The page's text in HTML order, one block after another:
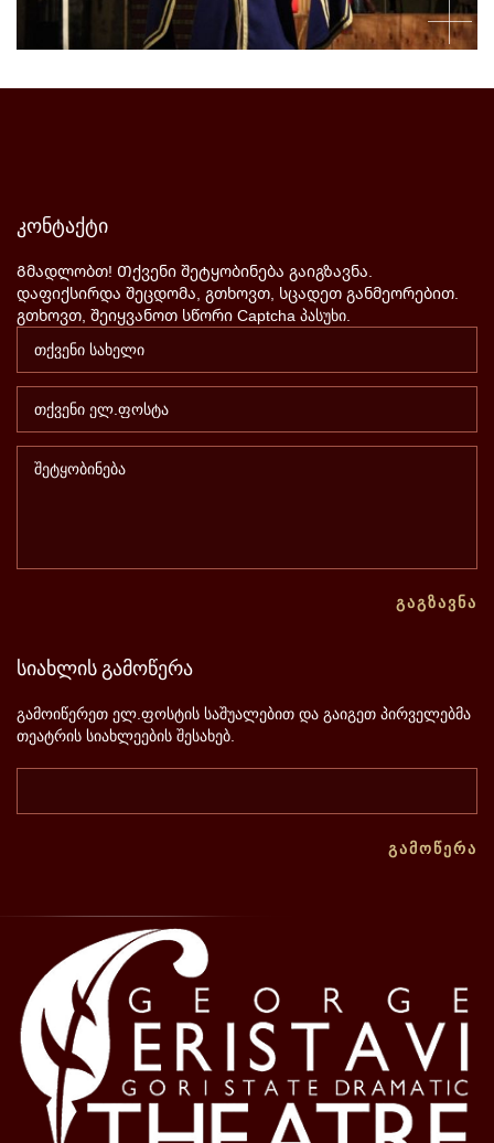
კონტაქტი
Გმადლობთ! Თქვენი შეტყობინება გაიგზავნა.
დაფიქსირდა შეცდომა, გთხოვთ, სცადეთ განმეორებით.
გთხოვთ, შეიყვანოთ სწორი Captcha პასუხი.
ᲒᲐᲒᲖᲐᲕᲜᲐ
სიახლისგამოწერა
გამოიწერეთ ელ.ფოსტის საშუალებით და გაიგეთ პირველებმა
თეატრის სიახლეების შესახებ.
ᲒᲐᲛᲝᲬᲔᲠᲐ